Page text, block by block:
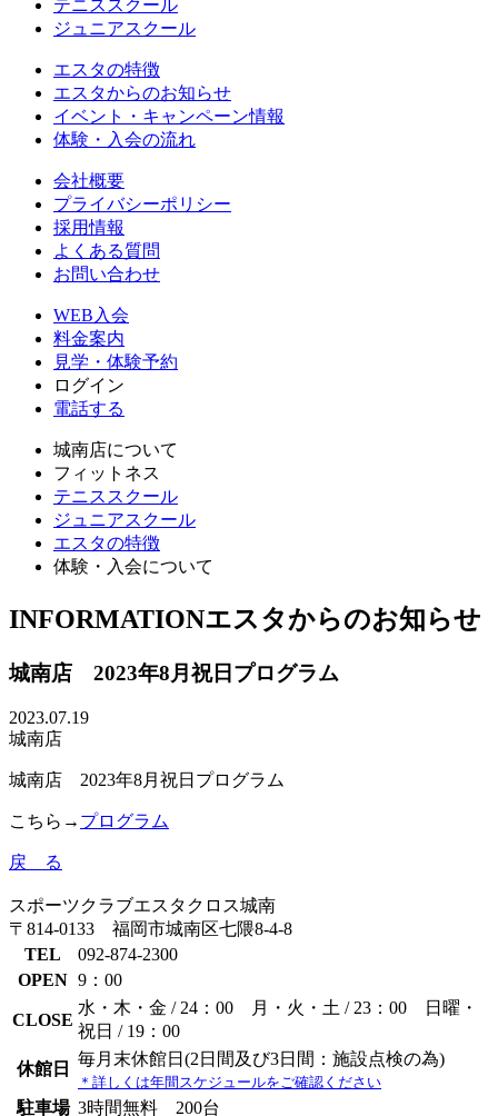
テニススクール
ジュニアスクール
エスタの特徴
エスタからのお知らせ
イベント・キャンペーン情報
体験・入会の流れ
会社概要
プライバシーポリシー
採用情報
よくある質問
お問い合わせ
WEB入会
料金案内
見学・体験予約
ログイン
電話する
城南店について
フィットネス
テニススクール
ジュニアスクール
エスタの特徴
体験・入会について
INFORMATIONエスタからのお知らせ
城南店 2023年8月祝日プログラム
2023.07.19
城南店
城南店 2023年8月祝日プログラム
こちら→ プログラム
戻 る
スポーツクラブエスタクロス城南
〒814-0133 福岡市城南区七隈8-4-8
TEL
092-874-2300
OPEN 9：00
CLOSE
水・木・金 / 24：00 月・火・土 / 23：00
日曜・
祝日 / 19：00
休館日
毎月末休館日(2日間及び3日間：施設点検の為)
＊詳しくは年間スケジュールをご確認ください
駐車場 3時間無料 200台